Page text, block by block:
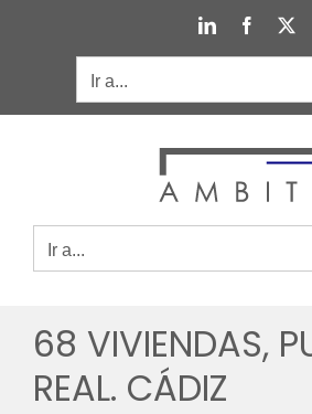
contenido
LinkedIn
Ir a...
Ir a...
68 VIVIENDAS,
REAL. CÁDIZ